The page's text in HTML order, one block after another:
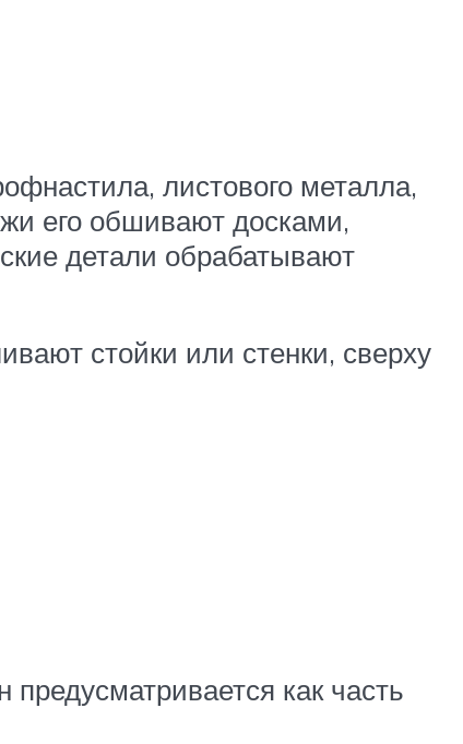
листового металла,
его обшивают досками,
детали обрабатывают
стойки или стенки, сверху
как часть